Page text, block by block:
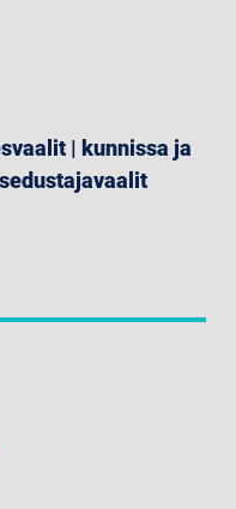
| kunnissa ja